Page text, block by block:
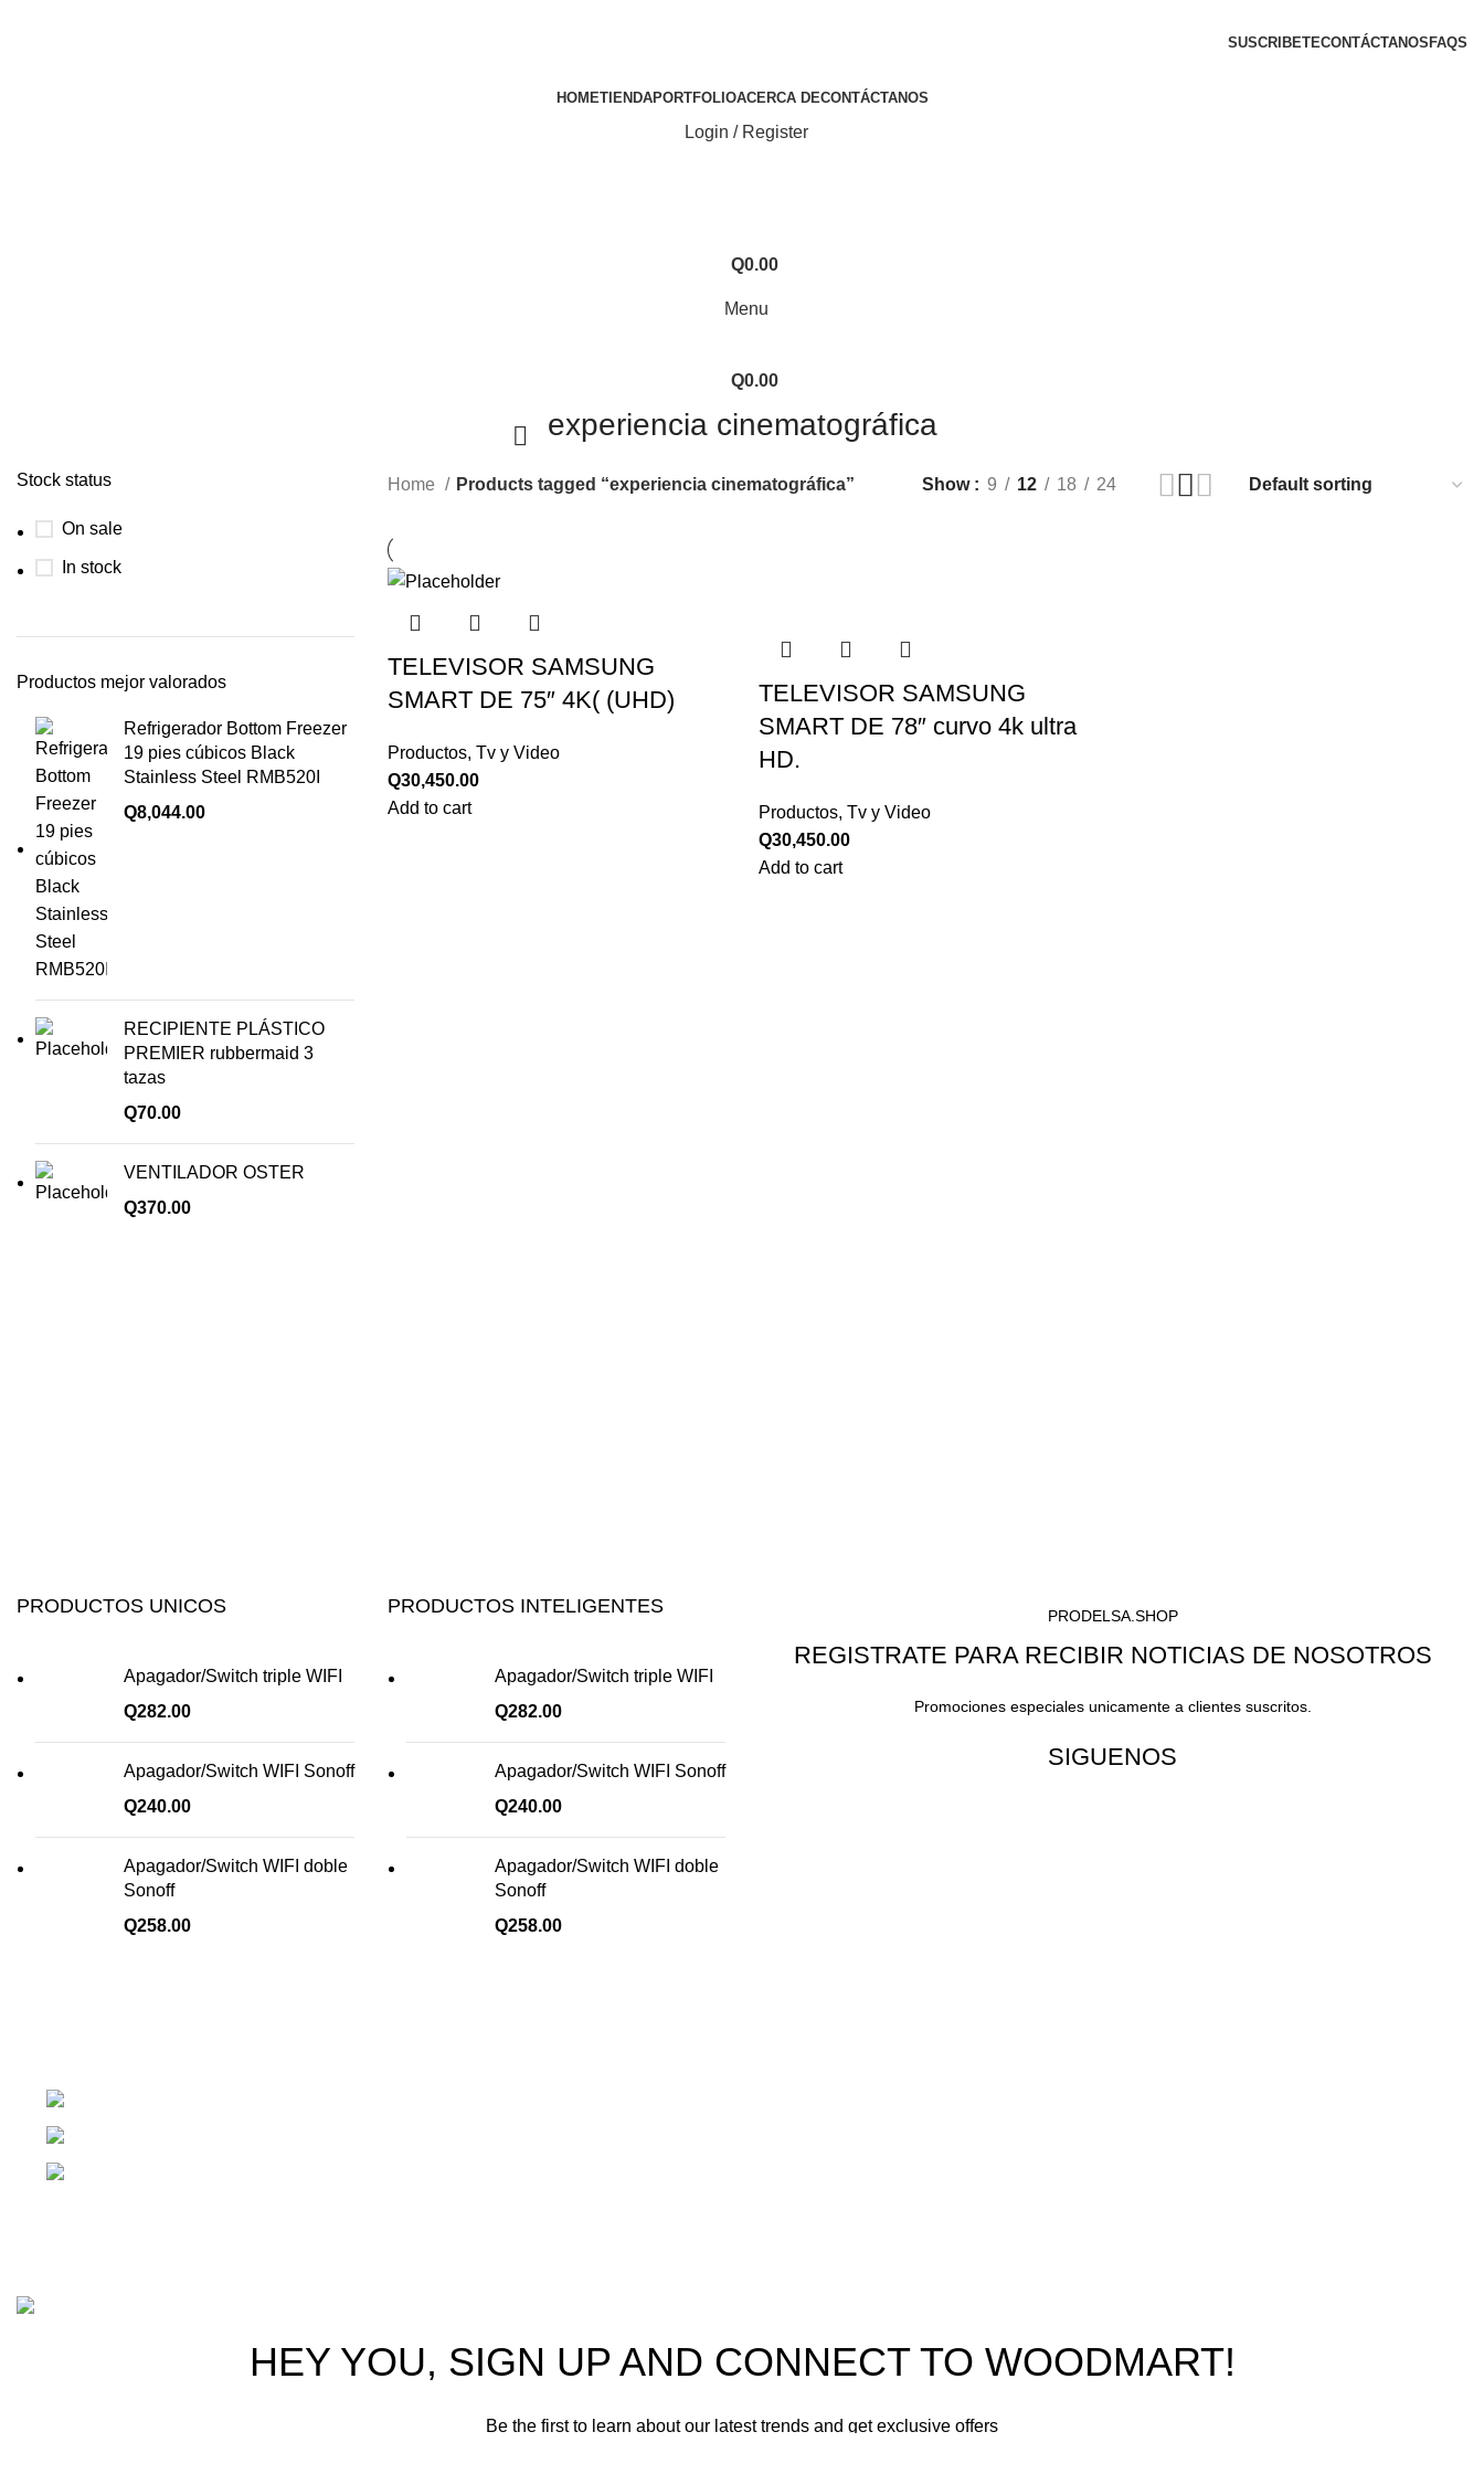
SUSCRIBETECONTÁCTANOS FAQS
HOMETIENDAPORTFOLIOACERCA DECONTÁCTANOS
Login / Register
Q0.00
Menu
Q0.00
experiencia cinematográfica
Stock status
On sale
In stock
Productos mejor valorados
Refrigerador Bottom Freezer
19 pies cúbicos Black
Stainless Steel RMB520I
Q8,044.00
RECIPIENTE PLÁSTICO
PREMIER rubbermaid 3
tazas
Q70.00
VENTILADOR OSTER
Q370.00
Home Products tagged “experiencia cinematográfica” Show 9 12 18 24
TELEVISOR SAMSUNG
SMART DE 75″ 4K( (UHD)
Productos, Tv y Video
Q30,450.00
Add to cart
TELEVISOR SAMSUNG
SMART DE 78″ curvo 4k ultra
HD.
Productos, Tv y Video
Q30,450.00
Add to cart
PRODUCTOS UNICOS
Apagador/Switch triple WIFI
Q282.00
Apagador/Switch WIFI Sonoff
Q240.00
Apagador/Switch WIFI doble
Sonoff
Q258.00
PRODUCTOS INTELIGENTES
Apagador/Switch triple WIFI
Q282.00
Apagador/Switch WIFI Sonoff
Q240.00
Apagador/Switch WIFI doble
Sonoff
Q258.00
PRODELSA.SHOP
REGISTRATE PARA RECIBIR NOTICIAS DE NOSOTROS
Promociones especiales unicamente a clientes suscritos.
SIGUENOS
HEY YOU, SIGN UP AND CONNECT TO WOODMART!
Be the first to learn about our latest trends and get exclusive offers